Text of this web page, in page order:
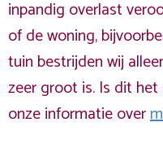
inpandig overlast
of de woning,
tuin bestrijden wij
zeer groot is. Is dit het
onze informatie over